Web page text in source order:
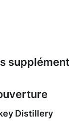
Distillery